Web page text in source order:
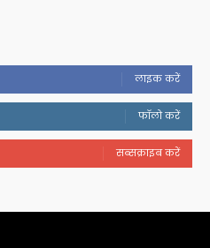
लाइक करें
फॉलो करें
सब्सक्राइब करें